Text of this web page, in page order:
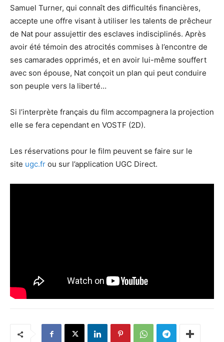
Samuel Turner, qui connaît des difficultés financières,
accepte une offre visant à utiliser les talents de prêcheur
de Nat pour assujettir des esclaves indisciplinés. Après
avoir été témoin des atrocités commises à l’encontre de
ses camarades opprimés, et en avoir lui-même souffert
avec son épouse, Nat conçoit un plan qui peut conduire
son peuple vers la liberté…
Si l’interprète français du film accompagnera la projection
elle se fera cependant en VOSTF (2D).
Les réservations pour le film peuvent se faire sur le
site ugc.fr ou sur l’application UGC Direct.